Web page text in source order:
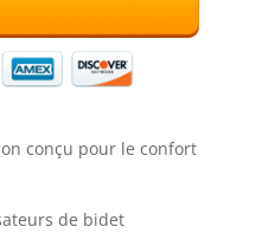
conçu pour le confort
de bidet